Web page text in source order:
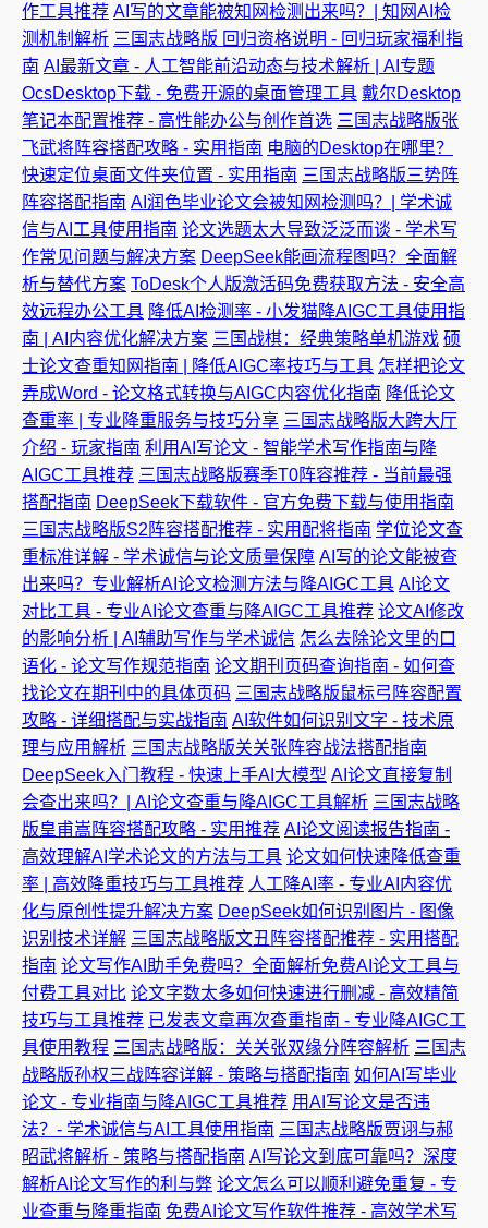
作工具推荐 AI写的文章能被知网检测出来吗？| 知网AI检
测机制解析 三国志战略版 回归资格说明 - 回归玩家福利指
南 AI最新文章 - 人工智能前沿动态与技术解析 | AI专题
OcsDesktop下载 - 免费开源的桌面管理工具 戴尔Desktop
笔记本配置推荐 - 高性能办公与创作首选 三国志战略版张
飞武将阵容搭配攻略 - 实用指南 电脑的Desktop在哪里？
快速定位桌面文件夹位置 - 实用指南 三国志战略版三势阵
阵容搭配指南 AI润色毕业论文会被知网检测吗？| 学术诚
信与AI工具使用指南 论文选题太大导致泛泛而谈 - 学术写
作常见问题与解决方案 DeepSeek能画流程图吗？全面解
析与替代方案 ToDesk个人版激活码免费获取方法 - 安全高
效远程办公工具 降低AI检测率 - 小发猫降AIGC工具使用指
南 | AI内容优化解决方案 三国战棋：经典策略单机游戏 硕
士论文查重知网指南 | 降低AIGC率技巧与工具 怎样把论文
弄成Word - 论文格式转换与AIGC内容优化指南 降低论文
查重率 | 专业降重服务与技巧分享 三国志战略版大跨大厅
介绍 - 玩家指南 利用AI写论文 - 智能学术写作指南与降
AIGC工具推荐 三国志战略版赛季T0阵容推荐 - 当前最强
搭配指南 DeepSeek下载软件 - 官方免费下载与使用指南
三国志战略版S2阵容搭配推荐 - 实用配将指南 学位论文查
重标准详解 - 学术诚信与论文质量保障 AI写的论文能被查
出来吗？专业解析AI论文检测方法与降AIGC工具 AI论文
对比工具 - 专业AI论文查重与降AIGC工具推荐 论文AI修改
的影响分析 | AI辅助写作与学术诚信 怎么去除论文里的口
语化 - 论文写作规范指南 论文期刊页码查询指南 - 如何查
找论文在期刊中的具体页码 三国志战略版鼠标弓阵容配置
攻略 - 详细搭配与实战指南 AI软件如何识别文字 - 技术原
理与应用解析 三国志战略版关关张阵容战法搭配指南
DeepSeek入门教程 - 快速上手AI大模型 AI论文直接复制
会查出来吗？| AI论文查重与降AIGC工具解析 三国志战略
版皇甫嵩阵容搭配攻略 - 实用推荐 AI论文阅读报告指南 -
高效理解AI学术论文的方法与工具 论文如何快速降低查重
率 | 高效降重技巧与工具推荐 人工降AI率 - 专业AI内容优
化与原创性提升解决方案 DeepSeek如何识别图片 - 图像
识别技术详解 三国志战略版文丑阵容搭配推荐 - 实用搭配
指南 论文写作AI助手免费吗？全面解析免费AI论文工具与
付费工具对比 论文字数太多如何快速进行删减 - 高效精简
技巧与工具推荐 已发表文章再次查重指南 - 专业降AIGC工
具使用教程 三国志战略版：关关张双缘分阵容解析 三国志
战略版孙权三战阵容详解 - 策略与搭配指南 如何AI写毕业
论文 - 专业指南与降AIGC工具推荐 用AI写论文是否违
法？- 学术诚信与AI工具使用指南 三国志战略版贾诩与郝
昭武将解析 - 策略与搭配指南 AI写论文到底可靠吗？深度
解析AI论文写作的利与弊 论文怎么可以顺利避免重复 - 专
业查重与降重指南 免费AI论文写作软件推荐 - 高效学术写